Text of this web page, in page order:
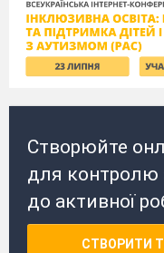
Створюйте
для контролю
до активної
СТВОРИТИ